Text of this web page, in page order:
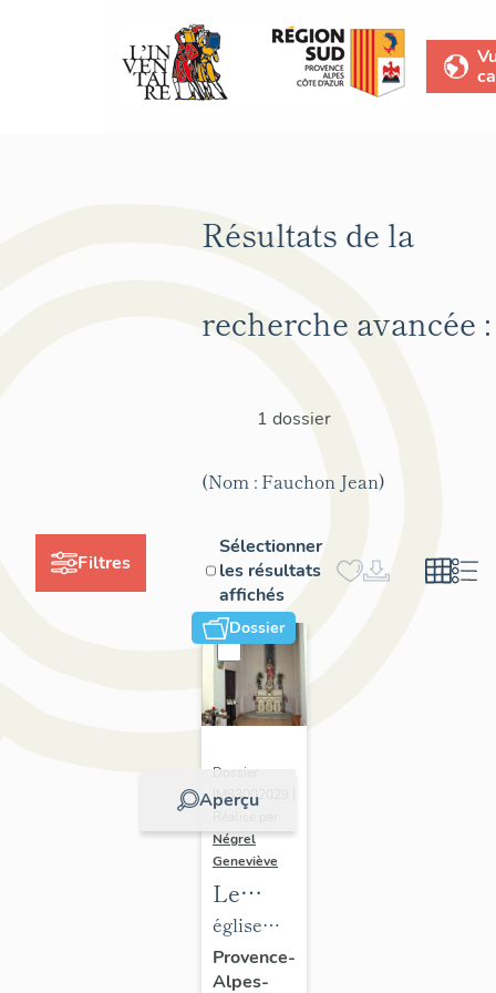
Filtres
Résultats de la
recherche avancée :
1 dossier
(Nom : Fauchon Jean)
Sélectionner
les résultats
affichés
Dossier
Aperçu
Dossier
IM83002029 |
Négrel
Geneviève
Le
mobilier
de
l'église
église
paroissiale
Notre-
Provence-
Alpes-